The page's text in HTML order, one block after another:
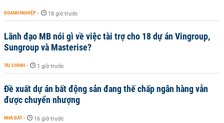
DOANH NGHIỆP - 18 giờ trước
Lãnh đạo MB nói gì về việc tài trợ cho 18 dự án Vingroup,
Sungroup và Masterise?
TÀI CHÍNH - 1 giờ trước
Đề xuất dự án bất động sản đang thế chấp ngân hàng vẫn
được chuyển nhượng
NHÀ ĐẤT - 16 giờ trước